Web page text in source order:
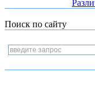
Поиск по сайту